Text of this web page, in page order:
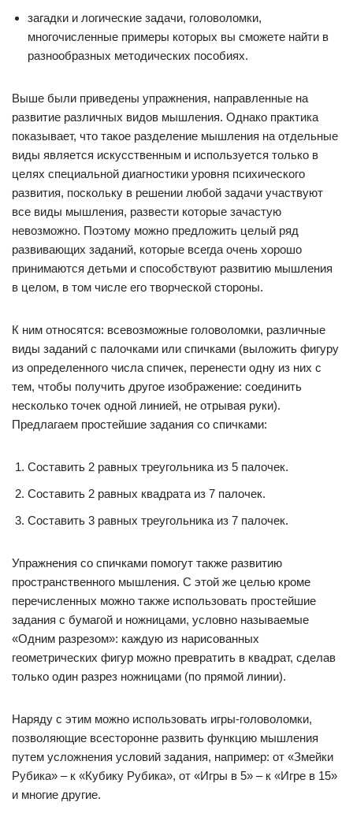
загадки и логические задачи, головоломки,
многочисленные примеры которых вы сможете найти в
разнообразных методических пособиях.
Выше были приведены упражнения, направленные на
развитие различных видов мышления. Однако практика
показывает, что такое разделение мышления на отдельные
виды является искусственным и используется только в
целях специальной диагностики уровня психического
развития, поскольку в решении любой задачи участвуют
все виды мышления, развести которые зачастую
невозможно. Поэтому можно предложить целый ряд
развивающих заданий, которые всегда очень хорошо
принимаются детьми и способствуют развитию мышления
в целом, в том числе его творческой стороны.
К ним относятся: всевозможные головоломки, различные
виды заданий с палочками или спичками (выложить фигуру
из определенного числа спичек, перенести одну из них с
тем, чтобы получить другое изображение: соединить
несколько точек одной линией, не отрывая руки).
Предлагаем простейшие задания со спичками:
Составить 2 равных треугольника из 5 палочек.
Составить 2 равных квадрата из 7 палочек.
Составить 3 равных треугольника из 7 палочек.
Упражнения со спичками помогут также развитию
пространственного мышления. С этой же целью кроме
перечисленных можно также использовать простейшие
задания с бумагой и ножницами, условно называемые
«Одним разрезом»: каждую из нарисованных
геометрических фигур можно превратить в квадрат, сделав
только один разрез ножницами (по прямой линии).
Наряду с этим можно использовать игры-головоломки,
позволяющие всесторонне развить функцию мышления
путем усложнения условий задания, например: от «Змейки
Рубика» – к «Кубику Рубика», от «Игры в 5» – к «Игре в 15»
и многие другие.